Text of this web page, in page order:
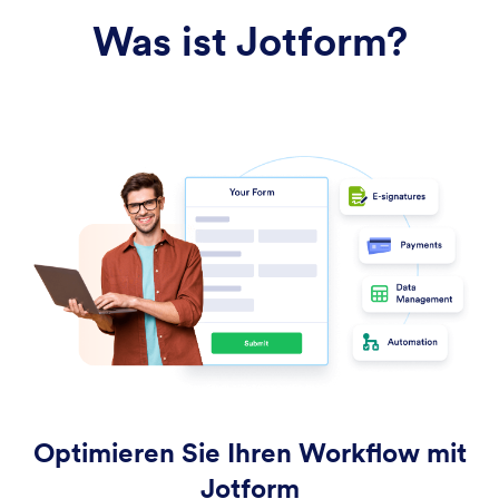
Was ist Jotform?
Optimieren Sie Ihren Workflow mit
Jotform